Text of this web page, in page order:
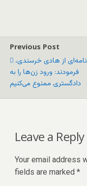
Previous Post
نامه‌ای از هادی خرسندی،
فرمودند: ورود زن‌ها را به
دادگستری ممنوع می‌کنیم
Leave a Reply
Your email address
fields are marked *